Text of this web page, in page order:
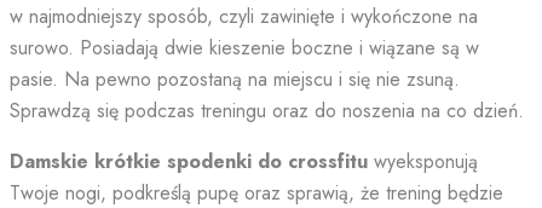
w najmodniejszy sposób, czyli zawinięte i wykończone na
surowo. Posiadają dwie kieszenie boczne i wiązane są w
pasie. Na pewno pozostaną na miejscu i się nie zsuną.
Sprawdzą się podczas treningu oraz do noszenia na co dzień.
Damskie krótkie spodenki do crossfitu wyeksponują
Twoje nogi, podkreślą pupę oraz sprawią, że trening będzie